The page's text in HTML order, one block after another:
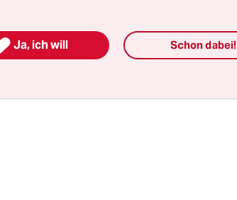
Kirche und Herausgeber des
Ja, ich will Schon dabei!